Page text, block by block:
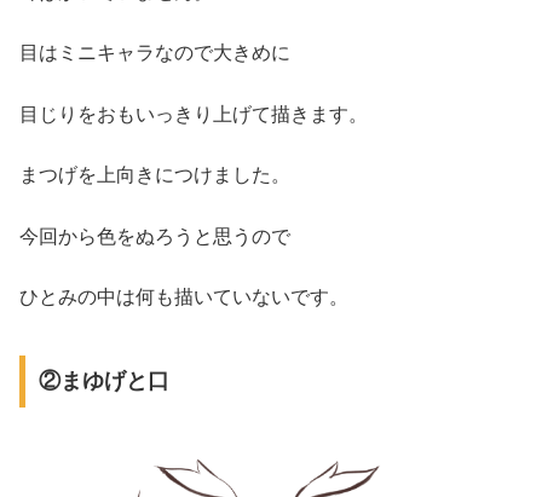
目はミニキャラなので大きめに
目じりをおもいっきり上げて描きます。
まつげを上向きにつけました。
今回から色をぬろうと思うので
ひとみの中は何も描いていないです。
②まゆげと口